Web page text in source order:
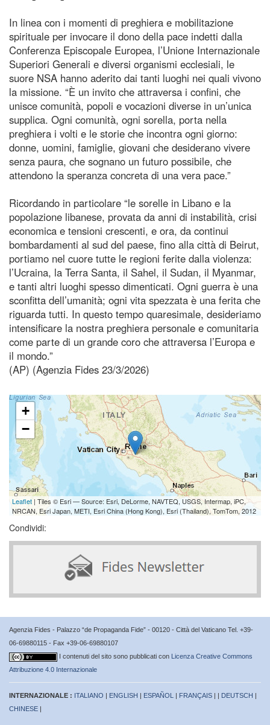
In linea con i momenti di preghiera e mobilitazione
spirituale per invocare il dono della pace indetti dalla
Conferenza Episcopale Europea, l’Unione Internazionale
Superiori Generali e diversi organismi ecclesiali, le
suore NSA hanno aderito dai tanti luoghi nei quali vivono
la missione. “È un invito che attraversa i confini, che
unisce comunità, popoli e vocazioni diverse in un’unica
supplica. Ogni comunità, ogni sorella, porta nella
preghiera i volti e le storie che incontra ogni giorno:
donne, uomini, famiglie, giovani che desiderano vivere
senza paura, che sognano un futuro possibile, che
attendono la speranza concreta di una vera pace.”
Ricordando in particolare “le sorelle in Libano e la
popolazione libanese, provata da anni di instabilità, crisi
economica e tensioni crescenti, e ora, da continui
bombardamenti al sud del paese, fino alla città di Beirut,
portiamo nel cuore tutte le regioni ferite dalla violenza:
l’Ucraina, la Terra Santa, il Sahel, il Sudan, il Myanmar,
e tanti altri luoghi spesso dimenticati. Ogni guerra è una
sconfitta dell’umanità; ogni vita spezzata è una ferita che
riguarda tutti. In questo tempo quaresimale, desideriamo
intensificare la nostra preghiera personale e comunitaria
come parte di un grande coro che attraversa l’Europa e
il mondo.”
(AP) (Agenzia Fides 23/3/2026)
+
−
Leaflet | Tiles © Esri — Source: Esri, DeLorme, NAVTEQ, USGS, Intermap, iPC,
NRCAN, Esri Japan, METI, Esri China (Hong Kong), Esri (Thailand), TomTom, 2012
Condividi:
Agenzia Fides - Palazzo “de Propaganda Fide” - 00120 - Città del Vaticano Tel. +39-
06-69880115 - Fax +39-06-69880107
I contenuti del sito sono pubblicati con Licenza Creative Commons
Attribuzione 4.0 Internazionale
INTERNAZIONALE : ITALIANO | ENGLISH | ESPAÑOL | FRANÇAIS | | DEUTSCH |
CHINESE |